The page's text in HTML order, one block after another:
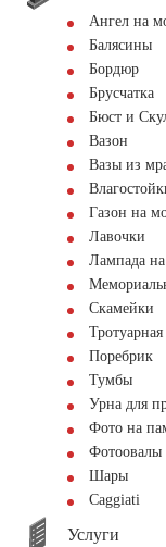
Ангел на
Балясины
Бордюр
Брусчатка
Бюст и
Вазон
Вазы из
Газон на
Лавочки
Лампада
Скамейки
Поребрик
Тумбы
Урна для
Фото на
Фотоовалы
Шары
Сaggiati
Услуги